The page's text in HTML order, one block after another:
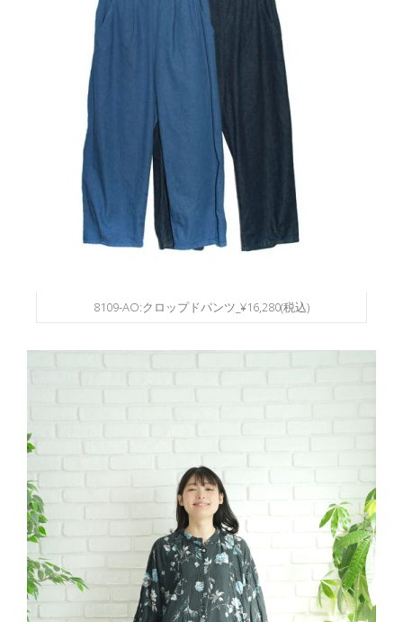
8109-AO:クロップドパンツ_¥16,280(税込)